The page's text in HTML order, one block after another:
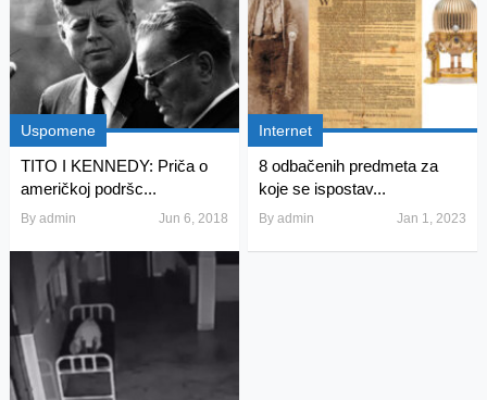
Uspomene
TITO I KENNEDY: Priča o
američkoj podršc...
By admin Jun 6, 2018
Internet
8 odbačenih predmeta za
koje se ispostav...
Byadmin Jan 1, 2023